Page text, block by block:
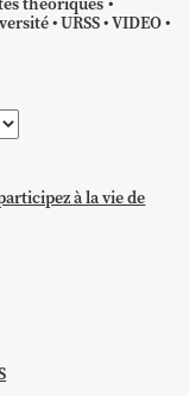
URSS VIDEO
à la vie de